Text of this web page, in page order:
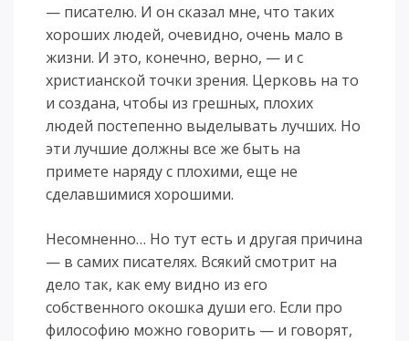
— писателю. И он сказал мне, что таких
хороших людей, очевидно, очень мало в
жизни. И это, конечно, верно, — и с
христианской точки зрения. Церковь на то
и создана, чтобы из грешных, плохих
людей постепенно выделывать лучших. Но
эти лучшие должны все же быть на
примете наряду с плохими, еще не
сделавшимися хорошими.
Несомненно… Но тут есть и другая причина
— в самих писателях. Всякий смотрит на
дело так, как ему видно из его
собственного окошка души его. Если про
философию можно говорить — и говорят,